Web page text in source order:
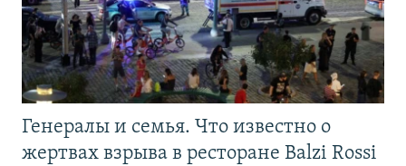
Генералы и семья. Что известно о
жертвах взрыва в ресторане Balzi Rossi